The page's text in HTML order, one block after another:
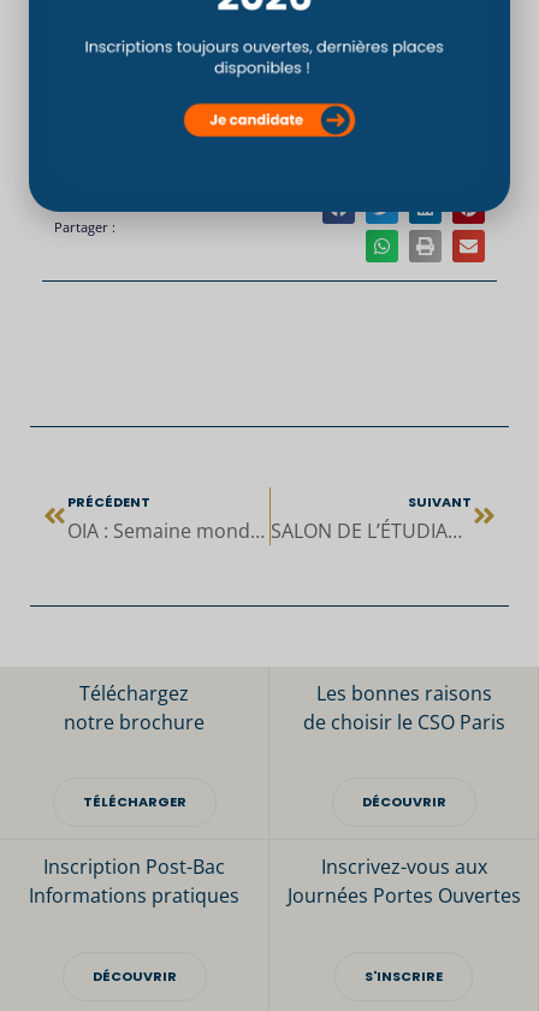
Du CSO Paris au Québec, Nicolas B.
Partager :
PRÉCÉDENT
OIA : Semaine mondiale de l’ostéopathie 2023
SUIVANT
SALON DE L’ÉTUDIANT LE 24 JUIN 2023
Téléchargez
notre brochure
TÉLÉCHARGER
Les bonnes raisons
de choisir le CSO Paris
DÉCOUVRIR
Inscription Post-Bac
Informations pratiques
DÉCOUVRIR
Inscrivez-vous aux
Journées Portes Ouvertes
S'INSCRIRE